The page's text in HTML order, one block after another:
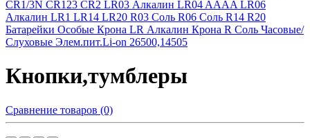
CR1/3N CR123 CR2 LR03 Алкалин LR04 AAAA LR06
Алкалин LR1 LR14 LR20 R03 Соль R06 Соль R14 R20
Батарейки Особые Крона LR Алкалин Крона R Соль Часовые/
Слуховые Элем.пит.Li-on 26500,14505
Кнопки,тумблеры
Сравнение товаров (0)